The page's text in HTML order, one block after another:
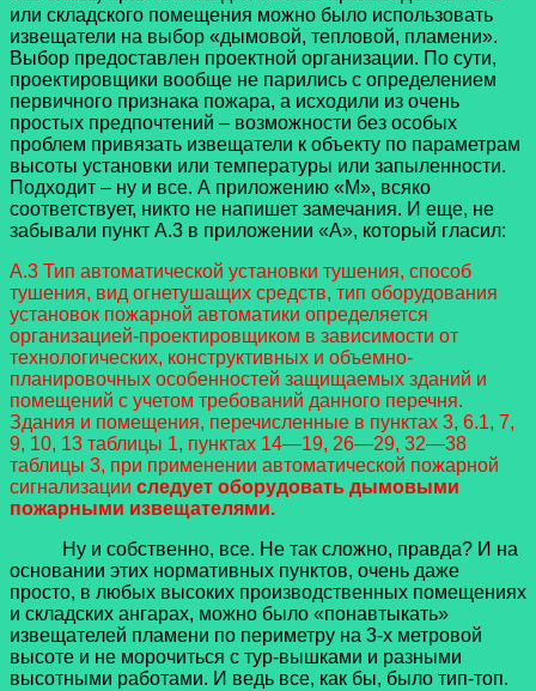
или складского помещения можно было использовать
извещатели на выбор «дымовой, тепловой, пламени».
Выбор предоставлен проектной организации. По сути,
проектировщики вообще не парились с определением
первичного признака пожара, а исходили из очень
простых предпочтений – возможности без особых
проблем привязать извещатели к объекту по параметрам
высоты установки или температуры или запыленности.
Подходит – ну и все. А приложению «М», всяко
соответствует, никто не напишет замечания. И еще, не
забывали пункт А.3 в приложении «А», который гласил:
А.3 Тип автоматической установки тушения, способ
тушения, вид огнетушащих средств, тип оборудования
установок пожарной автоматики определяется
организацией-проектировщиком в зависимости от
технологических, конструктивных и объемно-
планировочных особенностей защищаемых зданий и
помещений с учетом требований данного перечня.
Здания и помещения, перечисленные в пунктах 3, 6.1, 7,
9, 10, 13 таблицы 1, пунктах 14—19, 26—29, 32—38
таблицы 3, при применении автоматической пожарной
сигнализации следует оборудовать дымовыми
пожарными извещателями.
Ну и собственно, все. Не так сложно, правда? И на
основании этих нормативных пунктов, очень даже
просто, в любых высоких производственных помещениях
и складских ангарах, можно было «понавтыкать»
извещателей пламени по периметру на 3-х метровой
высоте и не морочиться с тур-вышками и разными
высотными работами. И ведь все, как бы, было тип-топ.